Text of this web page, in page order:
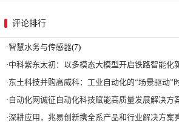
评论排行
·智慧水务与传感器(7)
·中科紫东太初：以多模态大模型开启铁路智能化
·东土科技并购高威科：工业自动化的“场景驱动”
· 自动化网诚征自动化科技赋能高质量发展解决方
·深耕应用，兆易创新携全系产品和行业解决方案